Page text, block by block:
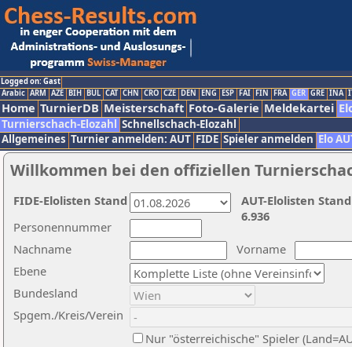
Logged on: Gast
Arabic ARM AZE BIH BUL CAT CHN CRO CZE DEN ENG ESP FAI FIN FRA GER GRE INA
Home TurnierDB Meisterschaft Foto-Galerie Meldekartei
Turnierschach-Elozahl Schnellschach-Elozahl
Allgemeines Turnier anmelden: AUT FIDE Spieler anmelden Elo
Willkommen bei den offiziellen
Nachname
Vorname
Ebene
Personennummer
Bundesland
Spgem./Kreis/Verein
Nur "österreichische" Spieler
AUT-Elolisten
6.936
FIDE-Elolisten Stand